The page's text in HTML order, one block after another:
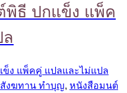
พิธี ปกแข็ง แพ็ค
งฆทาน ทำบุญ, หนังสือมนต์